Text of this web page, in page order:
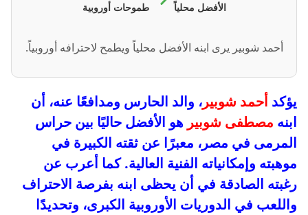
الأفضل محلياً طموحات أوروبية
أحمد شوبير يرى ابنه الأفضل محلياً ويطمح لاحترافه أوروبياً.
يؤكد أحمد شوبير، والد الحارس ومدافعًا عنه، أن
ابنه مصطفى شوبير هو الأفضل حاليًا بين حراس
المرمى في مصر، معبرًا عن ثقته الكبيرة في
موهبته وإمكانياته الفنية العالية. كما أعرب عن
رغبته الصادقة في أن يحظى ابنه بفرصة الاحتراف
واللعب في الدوريات الأوروبية الكبرى، وتحديدًا